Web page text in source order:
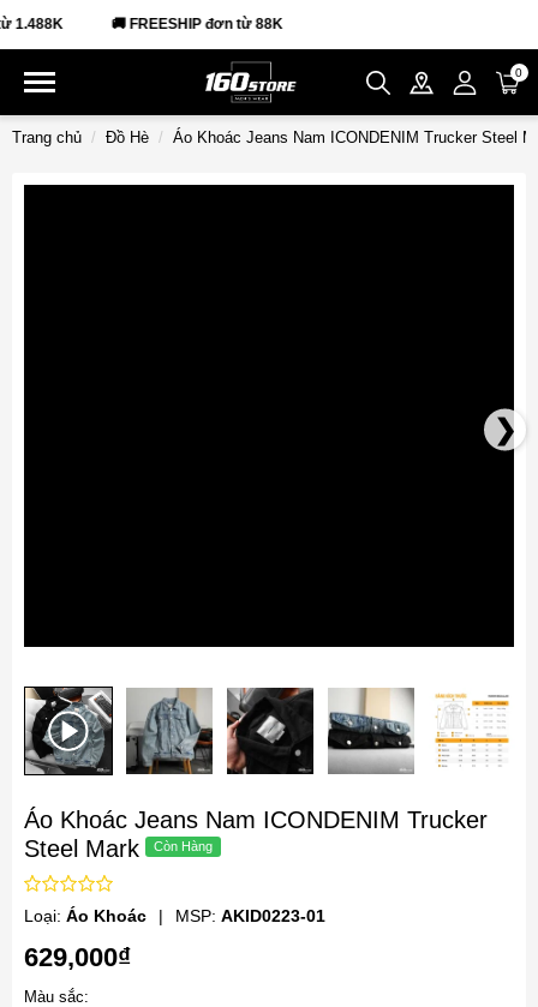
🚚 FREESHIP đơn từ 88K
0
Trang chủ Đồ Hè Áo Khoác Jeans Nam ICONDENIM Trucker Steel
Áo Khoác Jeans Nam ICONDENIM Trucker
Steel Mark
Loại: Áo Khoác | MSP: AKID0223-01
629,000₫
Màu sắc: